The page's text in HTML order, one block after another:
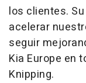
los clientes.
acelerar
seguir
Kia Europe en
Knipping.